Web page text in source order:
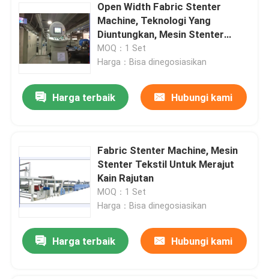
Open Width Fabric Stenter
Machine, Teknologi Yang
Diuntungkan, Mesin Stenter
Tekstil
MOQ：1 Set
Harga：Bisa dinegosiasikan
Harga terbaik Hubungi kami
Fabric Stenter Machine, Mesin
Stenter Tekstil Untuk Merajut
Kain Rajutan
MOQ：1 Set
Harga：Bisa dinegosiasikan
Harga terbaik Hubungi kami